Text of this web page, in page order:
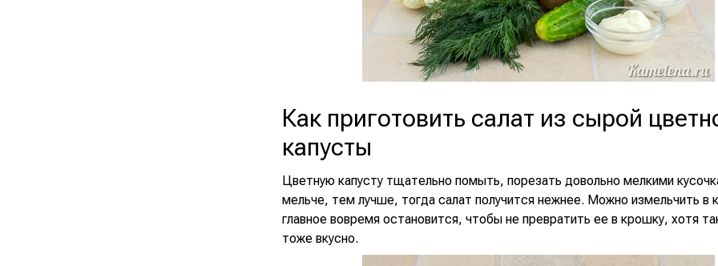
Как приготовить салат из сырой
капусты
Цветную капусту тщательно помыть, порезать довольно мелкими
мельче, тем лучше, тогда салат получится нежнее. Можно измельчить в
главное вовремя остановится, чтобы не превратить ее в крошку, хотя
тоже вкусно.